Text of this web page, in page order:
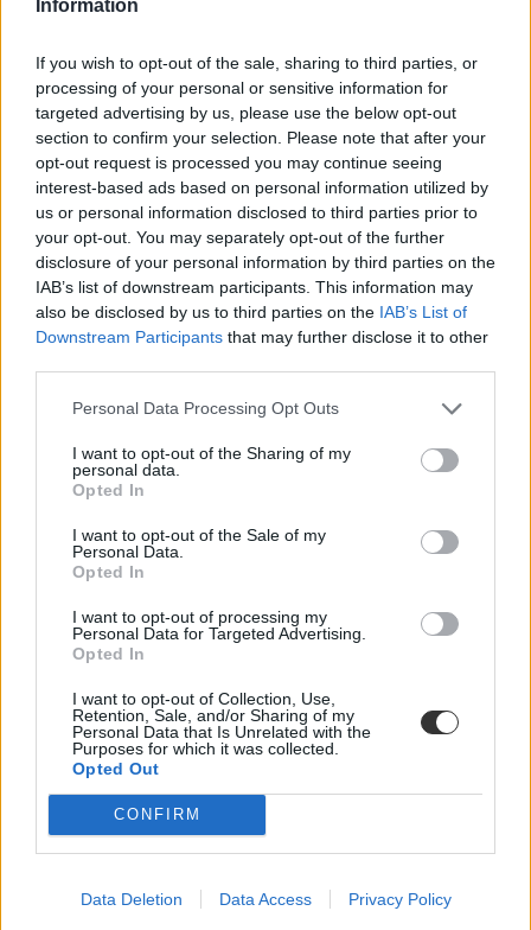
Information
If you wish to opt-out of the sale, sharing to third parties, or
processing of your personal or sensitive information for
targeted advertising by us, please use the below opt-out
section to confirm your selection. Please note that after your
opt-out request is processed you may continue seeing
interest-based ads based on personal information utilized by
us or personal information disclosed to third parties prior to
your opt-out. You may separately opt-out of the further
disclosure of your personal information by third parties on the
IAB’s list of downstream participants. This information may
also be disclosed by us to third parties on the IAB’s List of
Downstream Participants that may further disclose it to other
Personal Data Processing Opt Outs
I want to opt-out of the Sharing of my
personal data.
Opted In
I want to opt-out of the Sale of my
Personal Data.
Opted In
I want to opt-out of processing my
Personal Data for Targeted Advertising.
Opted In
I want to opt-out of Collection, Use,
Retention, Sale, and/or Sharing of my
Personal Data that Is Unrelated with the
Purposes for which it was collected.
Opted Out
CONFIRM
Data Deletion Data Access Privacy Policy
menza
közétkeztetés
ételallergia
Magyar Közlöny